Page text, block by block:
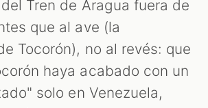
Tren de Aragua fuera de
que al ave (la
Tocorón), no al revés: que
haya acabado con un
solo en Venezuela,